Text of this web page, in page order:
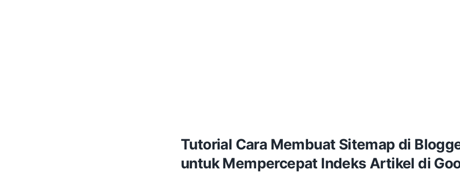
Tutorial Cara Membuat Sitemap di
untuk Mempercepat Indeks Artikel di